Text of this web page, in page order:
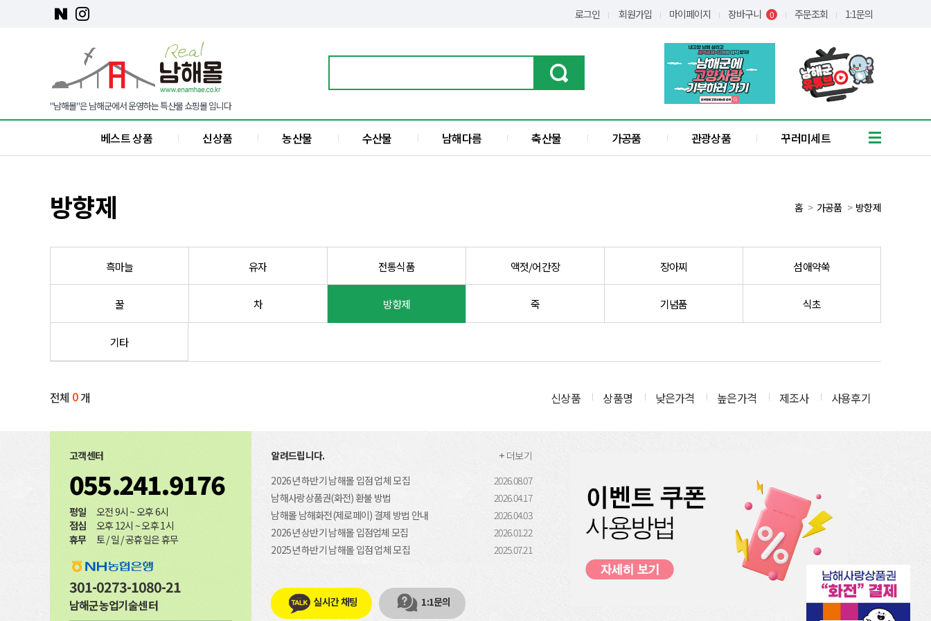
로그인 회원가입 마이페이지 장바구니 0 주문조회 1:1문의
"남해몰"은 남해군에서 운영하는 특산물 쇼핑몰 입니다
베스트 상품 신상품 농산물 수산물 남해다름 축산물 가공품
꿀
죽
관광상품 꾸러미세트
방향제 홈 가공품 방향제
흑마늘 유자 전통식품 액젓/어간장 장아찌 섬애약쑥
꿀 차 방향제 죽 기념품 식초
기타
전체 0개 신상품 상품명 낮은가격 높은가격 제조사 사용후기
고객센터
055.241.9176
평일
오전 9시 ~ 오후 6시
점심
오후 12시 ~ 오후 1시
휴무
토 / 일 / 공휴일은 휴무
301-0273-1080-21
남해군농업기술센터
알려드립니다.
더보기
2026년 하반기 남해몰 입점 업체 모집
2026.08.07
남해사랑상품권(화전) 환불 방법
2026.04.17
남해몰 남해화전(제로페이) 결제 방법 안내
2026.04.03
2026년 상반기 남해몰 입점업체 모집
2026.01.22
2025년 하반기 남해몰 입점 업체 모집
2025.07.21
실시간 채팅 1:1문의